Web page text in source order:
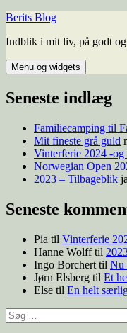
Hop
indhold
Berits Blog
Indblik i mit liv, på godt
Menu og widgets
Seneste indlæg
Familiecamping til
Mit fineste grå guld
Vinterferie 2024 -og
Norwegian Open
2023 – Tilbageblik
Seneste
Pia til Vinterferie
Hanne Wolfftil
Ingo Borchert til Nu
Jørn Elsberg til Et
Else til En helt
Søg
efter: